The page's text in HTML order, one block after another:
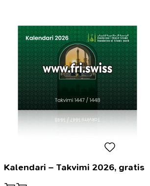
Kalendari – Takvimi 2026, gratis